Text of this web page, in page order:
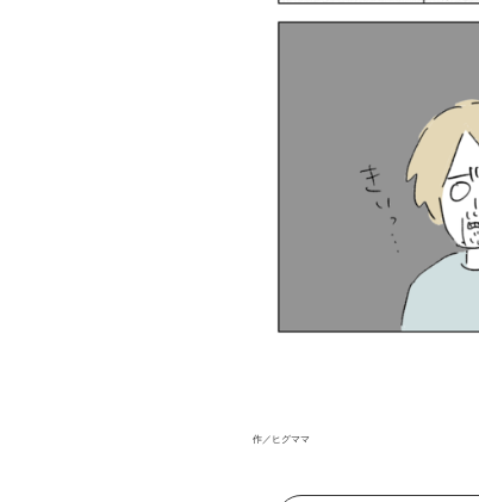
作／ヒグママ